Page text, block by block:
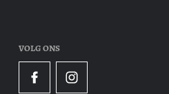
VOLG ONS
FacebookInstagram